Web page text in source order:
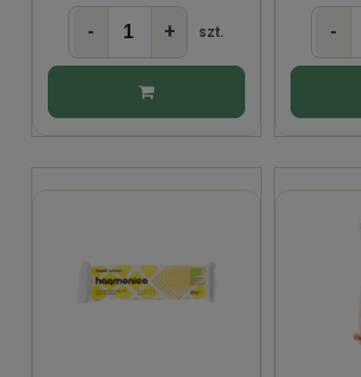
- + szt. -